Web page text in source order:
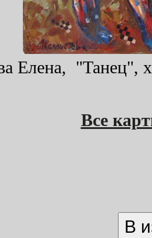
Елена, "Танец",
Все